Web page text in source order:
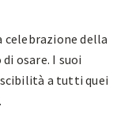
celebrazione della
osare. I suoi
a tutti quei